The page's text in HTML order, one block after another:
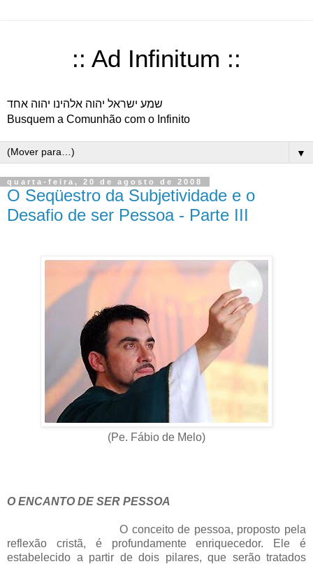
:: Ad Infinitum ::
שמע ישראל יהוה אלהינו יהוה אחד
Busquem a Comunhão com o Infinito
▼
quarta-feira, 20 de agosto de 2008
O Seqüestro da Subjetividade e o
Desafio de ser Pessoa - Parte III
(Pe. Fábio de Melo)
O ENCANTO DE SER PESSOA
O conceito de pessoa, proposto pela
reflexão cristã, é profundamente enriquecedor. Ele é
estabelecido a partir de dois pilares, que serão tratados